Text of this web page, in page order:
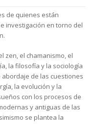
de quienes están
investigación en torno del
zen, el chamanismo, el
la filosofía y la sociología
de las cuestiones
la evolución y la
con los procesos de
y antiguas de las
se plantea la